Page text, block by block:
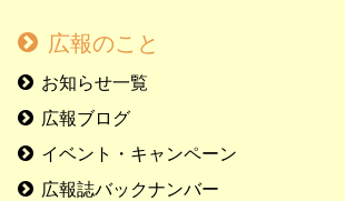
広報のこと
お知らせ一覧
広報ブログ
イベント・キャンペーン
広報誌バックナンバー